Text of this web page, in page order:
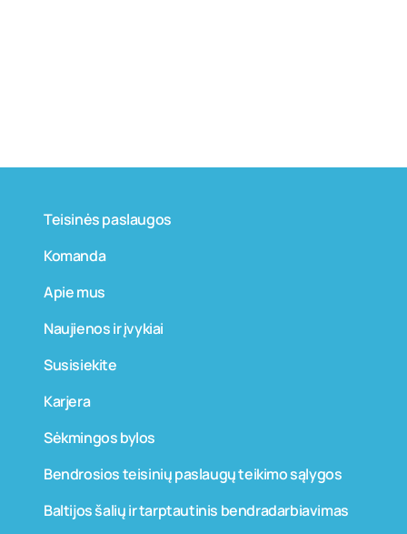
Teisinės paslaugos
Komanda
Apie mus
Naujienos ir įvykiai
Susisiekite
Karjera
Sėkmingos bylos
Bendrosios teisinių paslaugų teikimo sąlygos
Baltijos šalių ir tarptautinis bendradarbiavimas